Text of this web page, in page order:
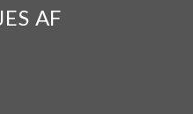
AF